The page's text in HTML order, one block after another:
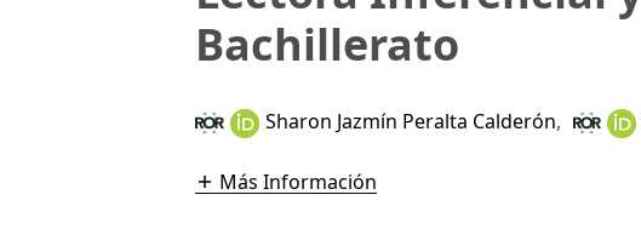
Bachillerato
Sharon Jazmín Peralta Calderón,
Más Información